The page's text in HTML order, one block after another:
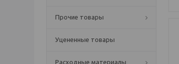
Прочие товары
Уцененные товары
Расходные материалы